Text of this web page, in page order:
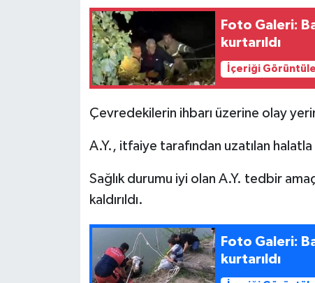
Foto Galeri: Bartın Irmağına düşen alkollü adam
kurtarıldı
İçeriği Görüntüle
Çevredekilerin ihbarı üzerine olay
A.Y., itfaiye tarafından uzatılan halatla
Sağlık durumu iyi olan A.Y. tedbir
kaldırıldı.
Foto Galeri: Bartın Irmağı’nda sürüklenen inek
kurtarıldı